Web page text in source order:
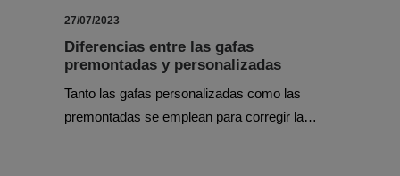
27/07/2023
Diferencias entre las gafas
premontadas y personalizadas
Tanto las gafas personalizadas como las
premontadas se emplean para corregir la…